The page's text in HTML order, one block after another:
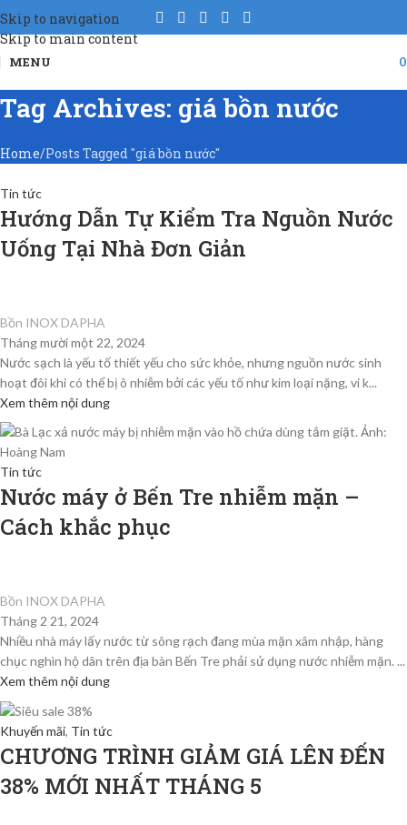
Skip to navigation
Skip to main content
MENU
Tag Archives: giá bồn nước
Home Posts Tagged "giá bồn nước"
22
TH11
Tin tức
Hướng Dẫn Tự Kiểm Tra Nguồn Nước
Uống Tại Nhà Đơn Giản
Bồn INOX DAPHA
Tháng mười một 22, 2024
Nước sạch là yếu tố thiết yếu cho sức khỏe, nhưng nguồn nước sinh
hoạt đôi khi có thể bị ô nhiễm bởi các yếu tố như kim loại nặng, vi k...
Xem thêm nội dung
21
TH2
Tin tức
Nước máy ở Bến Tre nhiễm mặn –
Cách khắc phục
Bồn INOX DAPHA
Tháng 2 21, 2024
Nhiều nhà máy lấy nước từ sông rạch đang mùa mặn xâm nhập, hàng
chục nghìn hộ dân trên địa bàn Bến Tre phải sử dụng nước nhiễm mặn. ...
Xem thêm nội dung
22
TH4
Khuyến mãi, Tin tức
CHƯƠNG TRÌNH GIẢM GIÁ LÊN ĐẾN
38% MỚI NHẤT THÁNG 5
30
TH3
21
TH3